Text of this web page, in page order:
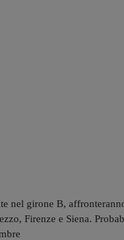
nel girone B,
Firenze e Siena.